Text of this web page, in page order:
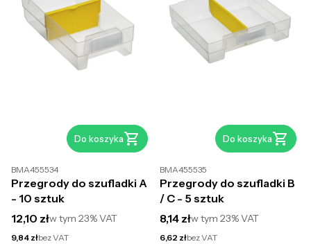
Do koszyka
BMA455534
Przegrody do szufladki A
- 10 sztuk
Cena brutto
12,10 złw tym 23%VAT
Cena netto
9,84 złbez VAT
Do koszyka
BMA455535
Przegrody do szufladki B
/ C - 5 sztuk
Cena brutto
8,14 złw tym23%VAT
Cena netto
6,62 złbez VAT